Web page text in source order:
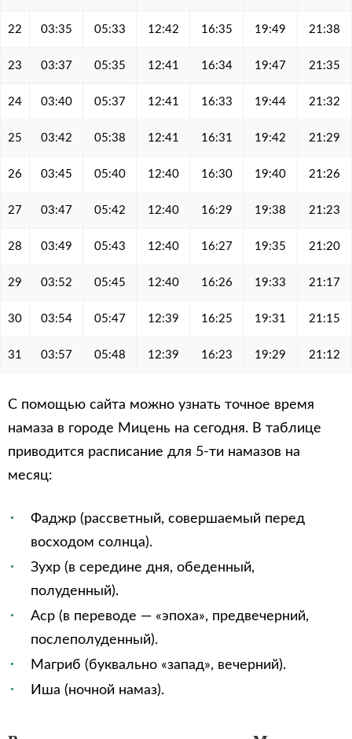
22 03:35 05:33 12:42 16:35 19:49 21:38
23 03:37 05:35 12:41 16:34 19:47 21:35
24 03:40 05:37 12:41 16:33 19:44 21:32
25 03:42 05:38 12:41 16:31 19:42 21:29
26 03:45 05:40 12:40 16:30 19:40 21:26
27 03:47 05:42 12:40 16:29 19:38 21:23
28 03:49 05:43 12:40 16:27 19:35 21:20
29 03:52 05:45 12:40 16:26 19:33 21:17
30 03:54 05:47 12:39 16:25 19:31 21:15
31 03:57 05:48 12:39 16:23 19:29 21:12
С помощью сайта можно узнать точное время
намаза в городе Мицень на сегодня. В таблице
приводится расписание для 5-ти намазов на
месяц:
Фаджр (рассветный, совершаемый перед
восходом солнца).
Зухр (в середине дня, обеденный,
полуденный).
Аср (в переводе — «эпоха», предвечерний,
послеполуденный).
Магриб (буквально «запад», вечерний).
Иша (ночной намаз).